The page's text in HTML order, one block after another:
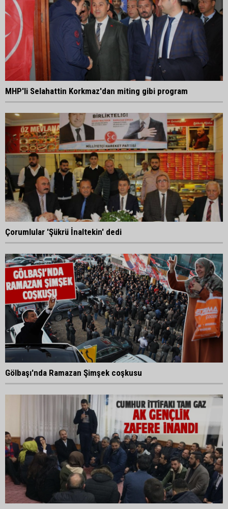
MHP'li Selahattin Korkmaz'dan miting gibi program
Çorumlular 'Şükrü İnaltekin' dedi
Gölbaşı'nda Ramazan Şimşek coşkusu